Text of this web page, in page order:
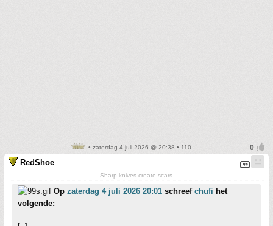
• zaterdag 4 juli 2026 @ 20:38 • 110
RedShoe
Sharp knives create scars
Op zaterdag 4 juli 2026 20:01 schreef chufi het
volgende: